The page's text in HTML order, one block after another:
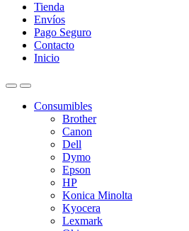
Tienda
Envíos
Pago Seguro
Contacto
Inicio
Consumibles
Brother
Canon
Dell
Dymo
Epson
HP
Konica Minolta
Kyocera
Lexmark